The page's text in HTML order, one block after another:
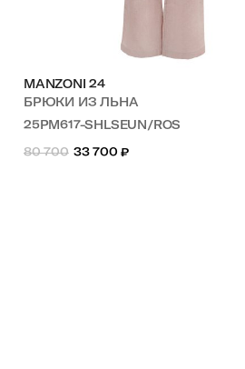
MANZONI 24
БРЮКИ ИЗ ЛЬНА
25PM617-SHLSEUN/ROS
80 700
33 700 ₽